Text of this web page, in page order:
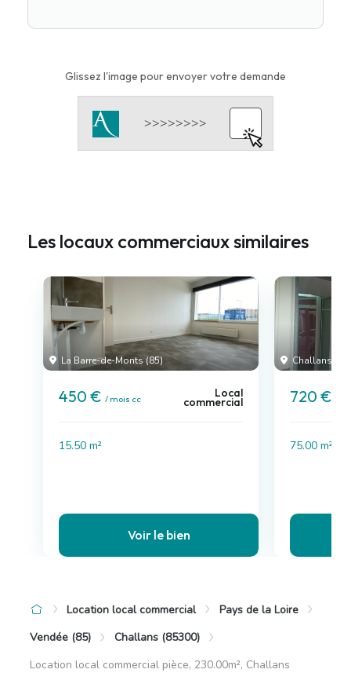
Glissez l'image pour envoyer votre demande
Les locaux commerciaux similaires
La Barre-de-Monts (85)
450 € / mois cc Local
commercial
15.50 m²
Voir le bien
Challans (85)
720 €
75.00 m²
Location local commercial
Pays de la Loire
Vendée (85)
Challans (85300)
Location local commercial pièce, 230.00m², Challans